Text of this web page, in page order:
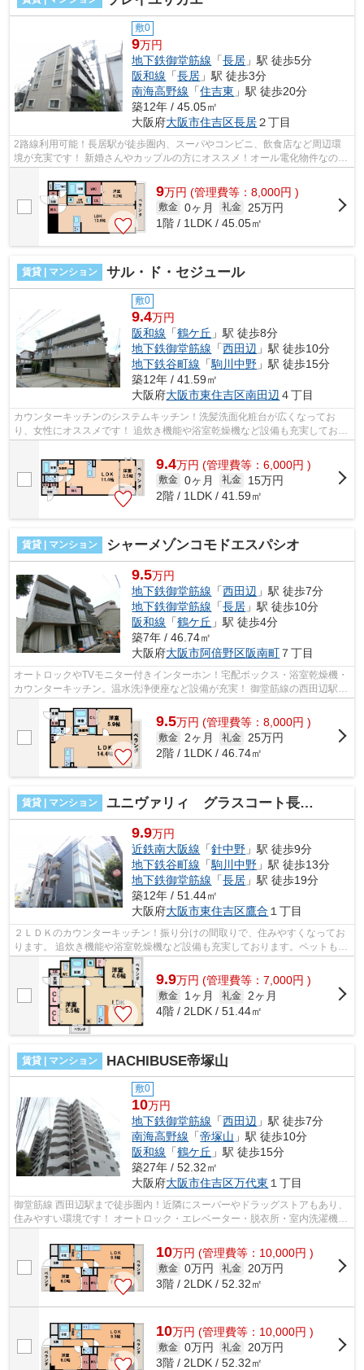
敷0
9万円
地下鉄御堂筋線 「長居 」駅 徒歩5分
阪和線 「長居 」駅 徒歩3分
南海高野線 「住吉東 」駅 徒歩20分
築12年 / 45.05㎡
大阪府大阪市住吉区長居２丁目
2路線利用可能！長居駅が徒歩圏内、スーパやコンビニ、飲食店など周辺環
境が充実です！ 新婚さんやカップルの方にオススメ！オール電化物件なの
9万円 (管理費等：8,000円 )
敷金 0ヶ月 礼金
25万円
1階 / 1LDK / 45.05㎡
賃貸 | マンション サル・ド・セジュール
敷0
9.4万円
阪和線 「鶴ケ丘 」駅 徒歩8分
地下鉄御堂筋線 「西田辺 」駅 徒歩10分
地下鉄谷町線 「駒川中野 」駅 徒歩15分
築12年 / 41.59㎡
大阪府大阪市東住吉区南田辺 ４丁目
カウンターキッチンのシステムキッチン！洗髪洗面化粧台が広くなってお
り、女性にオススメです！ 追炊き機能や浴室乾燥機など設備も充実してお
9.4万円 (管理費等：6,000円 )
敷金 0ヶ月 礼金
15万円
2階 / 1LDK / 41.59㎡
賃貸 | マンション シャーメゾンコモドエスパシオ
9.5万円
地下鉄御堂筋線 「西田辺 」駅 徒歩7分
地下鉄御堂筋線 「長居 」駅 徒歩10分
阪和線 「鶴ケ丘 」駅 徒歩4分
築7年 / 46.74㎡
大阪府大阪市阿倍野区阪南町 ７丁目
オートロックやTVモニター付きインターホン！宅配ボックス・浴室乾燥機・
カウンターキッチン。温水洗浄便座など設備が充実！ 御堂筋線の西田辺駅や
ＪＲ阪和線の鶴ケ丘駅が徒歩圏内で...
9.5万円 (管理費等：8,000円 )
敷金 2ヶ月 礼金 25万円
2階 / 1LDK / 46.74㎡
賃貸 | マンション ユニヴァリィ グラスコート長居公園
9.9万円
近鉄南大阪線 「針中野 」駅 徒歩9分
地下鉄谷町線 「駒川中野 」駅 徒歩13分
地下鉄御堂筋線 「長居 」駅 徒歩19分
築12年 / 51.44㎡
大阪府大阪市東住吉区鷹合 １丁目
２ＬＤＫのカウンターキッチン！振り分けの間取りで、住みやすくなってお
ります。 追炊き機能や浴室乾燥機など設備も充実しております。ペットも飼
育できるお部屋になっております。 ...
9.9万円 (管理費等：7,000円 )
敷金 1ヶ月 礼金 2ヶ月
4階 / 2LDK / 51.44㎡
賃貸 | マンション HACHIBUSE帝塚山
敷0
10万円
地下鉄御堂筋線 「西田辺 」駅 徒歩7分
南海高野線 「帝塚山 」駅 徒歩10分
阪和線 「鶴ケ丘 」駅 徒歩15分
築27年 / 52.32㎡
大阪府大阪市住吉区万代東 １丁目
御堂筋線 西田辺駅まで徒歩圏内！近隣にスーパーやドラッグストアもあり、
住みやすい環境です！ オートロック・エレベーター・脱衣所・室内洗濯機置
10万円 (管理費等：10,000円 )
敷金 0万円 礼金
20万円
3階 / 2LDK / 52.32㎡
10万円 (管理費等：10,000円 )
敷金 0万円 礼金
20万円
3階 / 2LDK / 52.32㎡